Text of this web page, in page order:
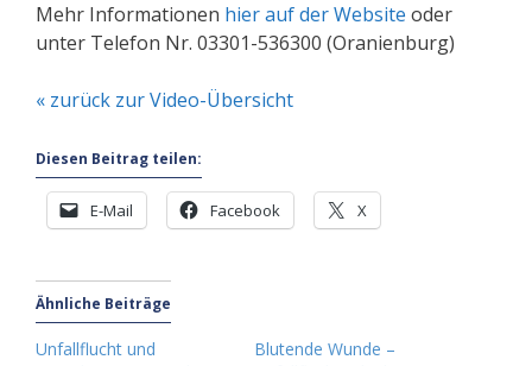
Mehr Informationen hier auf der Website oder
unter Telefon Nr. 03301-536300 (Oranienburg)
« zurück zur Video-Übersicht
Diesen Beitrag teilen:
E-Mail Facebook X
Ähnliche Beiträge
Unfallflucht und
Blutende Wunde –